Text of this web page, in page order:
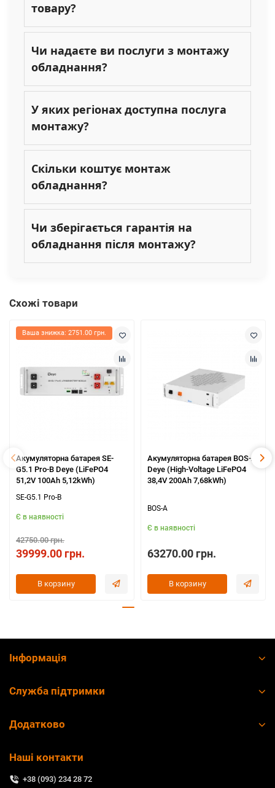
товару?
Чи надаєте ви послуги з монтажу
обладнання?
У яких регіонах доступна послуга
монтажу?
Скільки коштує монтаж
обладнання?
Чи зберігається гарантія на
обладнання після монтажу?
Схожі товари
Ваша знижка: 2751.00 грн.
Акумуляторна батарея SE-
G5.1 Pro-B Deye (LiFePO4
51,2V 100Ah 5,12kWh)
SE-G5.1 Pro-B
Є в наявності
42750.00 грн.
39999.00 грн.
В корзину
Акумуляторна батарея BOS-A
Deye (High-Voltage LiFePO4
38,4V 200Ah 7,68kWh)
BOS-A
Є в наявності
63270.00 грн.
В корзину
Інформація
Служба підтримки
Додатково
Наші контакти
+38 (093) 234 28 72